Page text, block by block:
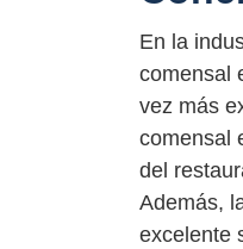
En la
comensal
vez más
comensal
del
Además,
excelente